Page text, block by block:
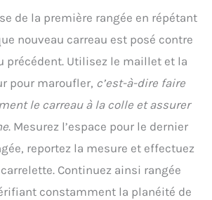
de la première rangée en répétant
nouveau carreau est posé contre
précédent. Utilisez le maillet et la
pour maroufler, c’est-à-dire faire
le carreau à la colle et assurer
. Mesurez l’espace pour le dernier
reportez la mesure et effectuez
Continuez ainsi rangée
constamment la planéité de